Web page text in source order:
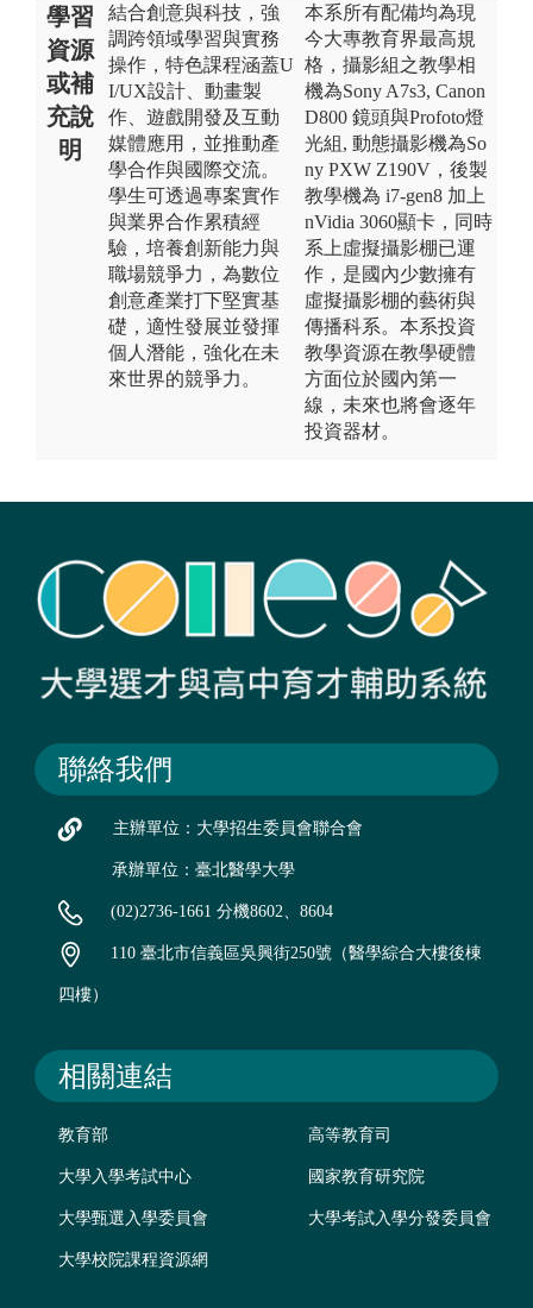
學習
資源
或補
充說
明
結合創意與科技，強
調跨領域學習與實務
操作，特色課程涵蓋U
I/UX設計、動畫製
作、遊戲開發及互動
媒體應用，並推動產
學合作與國際交流。
學生可透過專案實作
與業界合作累積經
驗，培養創新能力與
職場競爭力，為數位
創意產業打下堅實基
礎，適性發展並發揮
個人潛能，強化在未
來世界的競爭力。
本系所有配備均為現
今大專教育界最高規
格，攝影組之教學相
機為Sony A7s3, Canon
D800 鏡頭與Profoto燈
光組, 動態攝影機為So
ny PXW Z190V，後製
教學機為 i7-gen8 加上
nVidia 3060顯卡，同時
系上虛擬攝影棚已運
作，是國內少數擁有
虛擬攝影棚的藝術與
傳播科系。本系投資
教學資源在教學硬體
方面位於國內第一
線，未來也將會逐年
投資器材。
聯絡我們
主辦單位：大學招生委員會聯合會
承辦單位：臺北醫學大學
(02)2736-1661 分機8602、8604
110 臺北市信義區吳興街250號（醫學綜合大樓後棟
四樓）
相關連結
教育部 高等教育司
大學入學考試中心 國家教育研究院
大學甄選入學委員會 大學考試入學分發委員會
大學校院課程資源網